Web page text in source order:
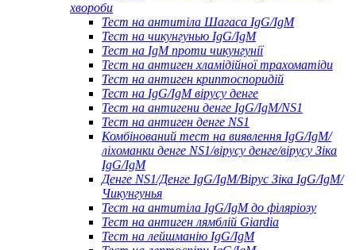
хвороби
Тест на антитіла Шагаса IgG/IgM
Тест на чикунгунью IgG/IgM
Тест на IgM проти чикунгунії
Тест на антиген хламідійної трахоматіди
Тест на антиген криптоспоридій
Тест на IgG/IgM вірусу денге
Тест на антигени денге IgG/IgM/NS1
Тест на антиген денге NS1
Комбінований тест на виявлення IgG/IgM/
ліхоманки денге NS1/вірусу денге/вірусу Зіка
IgG/IgM
Денге NS1/Денге IgG/IgM/Вірус Зіка IgG/IgM/
Чикунгунья
Тест на антитіла IgG/IgM до філяріозу
Тест на антиген лямблій Giardia
Тест на лейшманію IgG/IgM